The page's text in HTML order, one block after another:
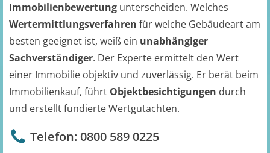
Immobilienbewertung unterscheiden. Welches
Wertermittlungsverfahren für welche Gebäudeart am
besten geeignet ist, weiß ein unabhängiger
Sachverständiger. Der Experte ermittelt den Wert
einer Immobilie objektiv und zuverlässig. Er berät beim
Immobilienkauf, führt Objektbesichtigungen durch
und erstellt fundierte Wertgutachten.
Telefon: 0800 589 0225